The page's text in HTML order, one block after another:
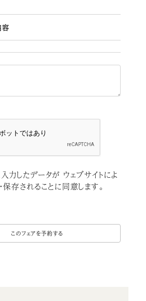
力したデータが ウェブサイトによ
保存されることに同意します。